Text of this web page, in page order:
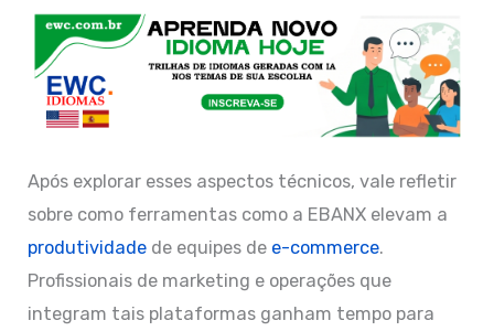
Após explorar esses aspectos técnicos, vale refletir
sobre como ferramentas como a EBANX elevam a
produtividade de equipes de e-commerce.
Profissionais de marketing e operações que
integram tais plataformas ganham tempo para